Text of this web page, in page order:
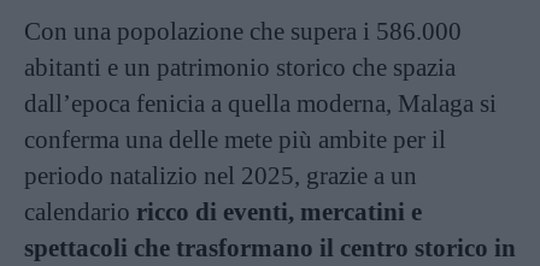
Con una popolazione che supera i 586.000
abitanti e un patrimonio storico che spazia
dall’epoca fenicia a quella moderna, Malaga si
conferma una delle mete più ambite per il
periodo natalizio nel 2025, grazie a un
calendario ricco di eventi, mercatini e
spettacoli che trasformano il centro storico in